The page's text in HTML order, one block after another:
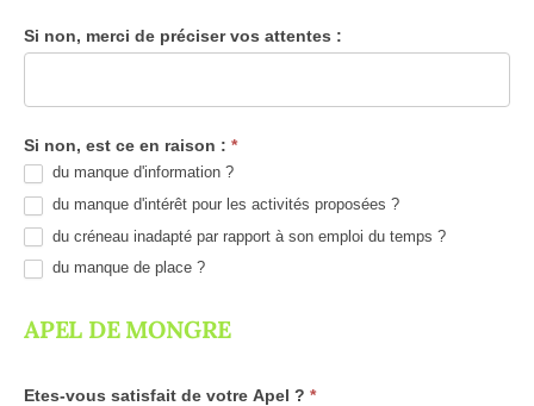
Si non, merci de préciser vos attentes :
Si non, est ce en raison : *
du manque d'information ?
du manque d'intérêt pour les activités proposées ?
du créneau inadapté par rapport à son emploi du temps ?
du manque de place ?
APEL DE MONGRE
Etes-vous satisfait de votre Apel ? *